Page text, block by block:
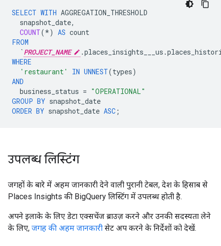
SELECT WITH AGGREGATION_THRESHOLD
snapshot_date,
COUNT(*) AS count
FROM
`PROJECT_NAME
WHERE
'restaurant'
IN UNNEST(types)
AND
business_status = "OPERATIONAL"
GROUP BY snapshot_date
ORDER BY snapshot_date ASC ;
उपलब्ध लिस्टिंग
जगहों के बारे में अहम जानकारी देने वाली पुरानी टेबल, देश के हिसाब से
Places Insights की BigQuery लिस्टिंग में उपलब्ध होती है.
अपने इलाके के लिए डेटा एक्सचेंज ब्राउज़ करने और उनकी सदस्यता लेने
के लिए, जगह की अहम जानकारी सेट अप करने के निर्देशों को देखें.